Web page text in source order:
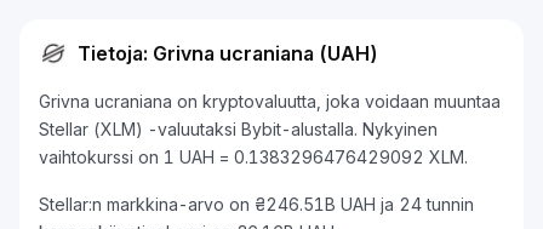
Tietoja: Grivna ucraniana (UAH)
Grivna ucraniana on kryptovaluutta, joka voidaan muuntaa
Stellar (XLM) -valuutaksi Bybit-alustalla. Nykyinen
vaihtokurssi on 1 UAH = 0.1383296476429092 XLM.
Stellar:n markkina-arvo on ₴246.51B UAH ja 24 tunnin